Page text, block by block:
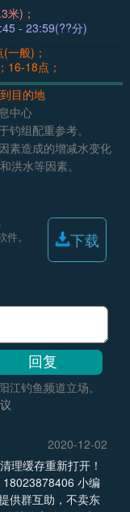
米)；
17:45 - 23:59(??分)
一般)；
16-18点；
目的地
中心
钓组配重参考。
素造成的增减水变化
洪水等因素。
。 下载
江钓鱼频道立场。
2020-12-02
理缓存重新打开！
小编
供群互助，不卖东